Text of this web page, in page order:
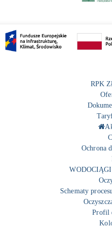
RPK
Ochrona
Schematy
Profil